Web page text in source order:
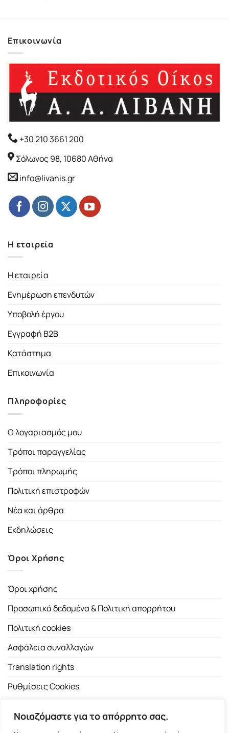
Νοιαζόμαστε για το απόρρητο σας.
Επικοινωνία
+30 210 3661 200
Σόλωνος 98, 10680 Αθήνα
info@livanis.gr
Η εταιρεία
Η εταιρεία
Ενημέρωση επενδυτών
Υποβολή έργου
Εγγραφή B2B
Κατάστημα
Επικοινωνία
Πληροφορίες
Ο λογαριασμός μου
Τρόποι παραγγελίας
Τρόποι πληρωμής
Πολιτική επιστροφών
Νέα και άρθρα
Εκδηλώσεις
Όροι Χρήσης
Όροι χρήσης
Προσωπικά δεδομένα & Πολιτική απορρήτου
Πολιτική cookies
Ασφάλεια συναλλαγών
Translation rights
Ρυθμίσεις Cookies